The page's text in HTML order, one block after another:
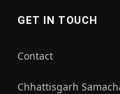
GET IN TOUCH
Contact
Chhattisgarh